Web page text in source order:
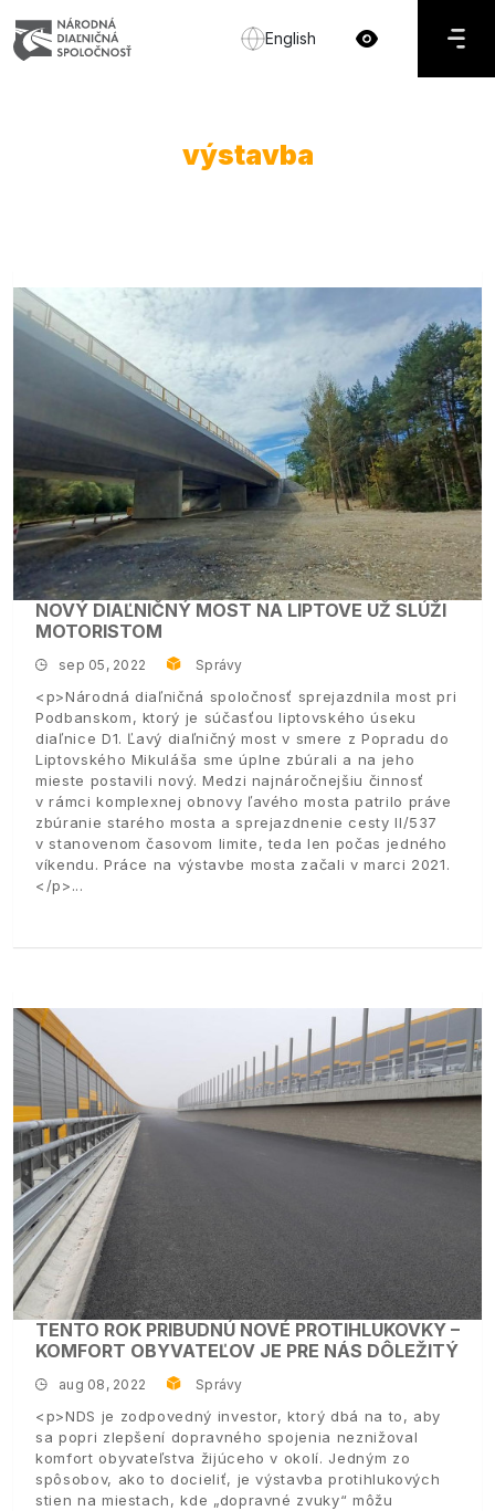
English
výstavba
NOVÝ DIAĽNIČNÝ MOST NA LIPTOVE UŽ SLÚŽI
MOTORISTOM
sep 05, 2022 Správy
<p>Národná diaľničná spoločnosť sprejazdnila most pri
Podbanskom, ktorý je súčasťou liptovského úseku
diaľnice D1. Ľavý diaľničný most v smere z Popradu do
Liptovského Mikuláša sme úplne zbúrali a na jeho
mieste postavili nový. Medzi najnáročnejšiu činnosť
v rámci komplexnej obnovy ľavého mosta patrilo práve
zbúranie starého mosta a sprejazdnenie cesty II/537
v stanovenom časovom limite, teda len počas jedného
víkendu. Práce na výstavbe mosta začali v marci 2021.
</p>
TENTO ROK PRIBUDNÚ NOVÉ PROTIHLUKOVKY –
KOMFORT OBYVATEĽOV JE PRE NÁS DÔLEŽITÝ
aug 08, 2022 Správy
<p>NDS je zodpovedný investor, ktorý dbá na to, aby
sa popri zlepšení dopravného spojenia neznižoval
komfort obyvateľstva žijúceho v okolí. Jedným zo
spôsobov, ako to docieliť, je výstavba protihlukových
stien na miestach, kde „dopravné zvuky“ môžu